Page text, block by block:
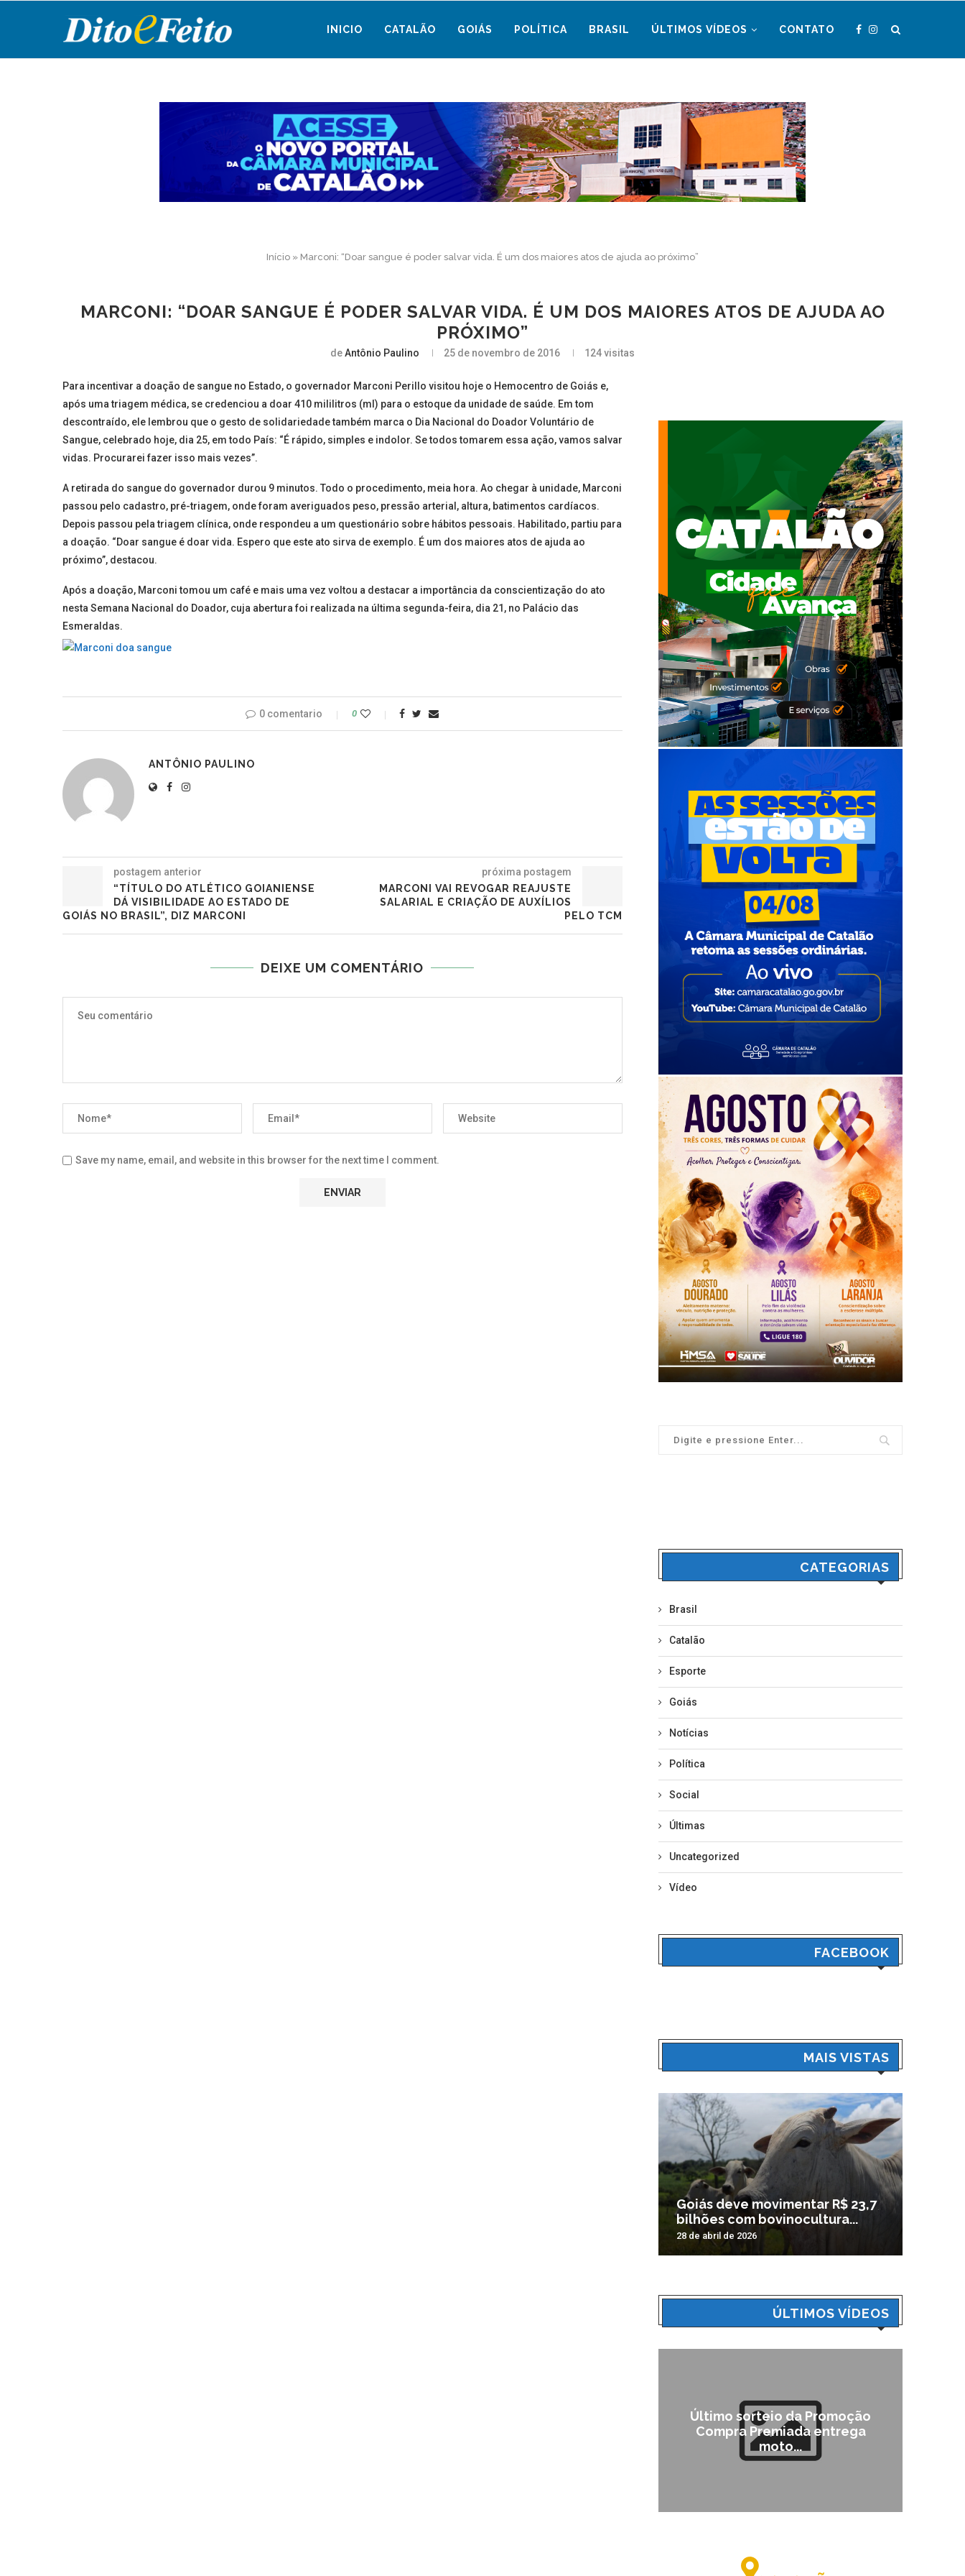
INICIO CATALÃO GOIÁS POLÍTICA BRASIL ÚLTIMOS VÍDEOS CONTATO
Início » Marconi: “Doar sangue é poder salvar vida. É um dos maiores atos de ajuda ao próximo”
MARCONI: “DOAR SANGUE É PODER SALVAR VIDA. É UM DOS MAIORES ATOS DE AJUDA AO
PRÓXIMO”
deAntônio Paulino 25 de novembro de 2016 124visitas
Para incentivar a doação de sangue no Estado, o governador Marconi Perillo visitou hoje o Hemocentro de Goiás e,
após uma triagem médica, se credenciou a doar 410 mililitros (ml) para o estoque da unidade de saúde. Em tom
descontraído, ele lembrou que o gesto de solidariedade também marca o Dia Nacional do Doador Voluntário de
Sangue, celebrado hoje, dia 25, em todo País: “É rápido, simples e indolor. Se todos tomarem essa ação, vamos salvar
vidas. Procurarei fazer isso mais vezes”.
A retirada do sangue do governador durou 9 minutos. Todo o procedimento, meia hora. Ao chegar à unidade, Marconi
passou pelo cadastro, pré-triagem, onde foram averiguados peso, pressão arterial, altura, batimentos cardíacos.
Depois passou pela triagem clínica, onde respondeu a um questionário sobre hábitos pessoais. Habilitado, partiu para
a doação. “Doar sangue é doar vida. Espero que este ato sirva de exemplo. É um dos maiores atos de ajuda ao
próximo”, destacou.
Após a doação, Marconi tomou um café e mais uma vez voltou a destacar a importância da conscientização do ato
nesta Semana Nacional do Doador, cuja abertura foi realizada na última segunda-feira, dia 21, no Palácio das
Esmeraldas.
0 comentario 0
ANTÔNIO PAULINO
postagem anterior
“TÍTULO DO ATLÉTICO GOIANIENSE
DÁ VISIBILIDADE AO ESTADO DE
GOIÁS NO BRASIL”, DIZ MARCONI
próxima postagem
MARCONI VAI REVOGAR REAJUSTE
SALARIAL E CRIAÇÃO DE AUXÍLIOS
PELO TCM
DEIXE UM COMENTÁRIO
Save my name, email, and website in this browser for the next time I comment.
CATEGORIAS
Brasil
Catalão
Esporte
Goiás
Notícias
Política
Social
Últimas
Uncategorized
Vídeo
FACEBOOK
MAIS VISTAS
Goiás deve movimentar R$ 23,7
bilhões com bovinocultura...
28 de abril de 2026
ÚLTIMOS VÍDEOS
Último sorteio da Promoção
Compra Premiada entrega
moto...